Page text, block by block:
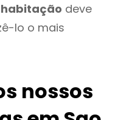
habitação deve
lo o mais
nossos